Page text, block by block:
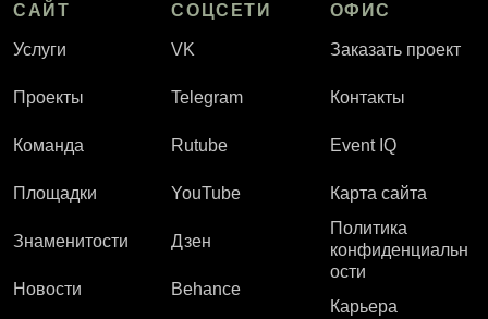
САЙТ
Услуги
Проекты
Команда
Площадки
Знаменитости
Новости
СОЦСЕТИ
VK
Telegram
Rutube
YouTube
Дзен
Behance
ОФИС
Заказать проект
Контакты
Event IQ
Карта сайта
Политика
конфиденциальн
ости
Карьера